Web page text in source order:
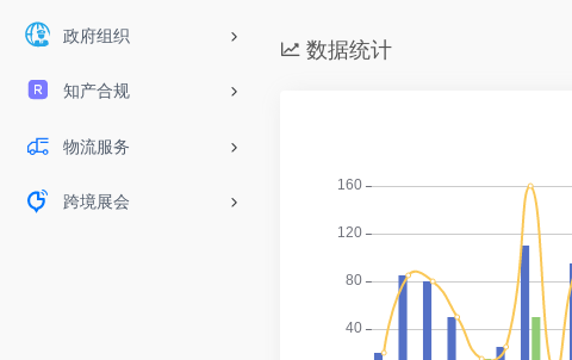
政府组织
知产合规
物流服务
跨境展会
数据统计